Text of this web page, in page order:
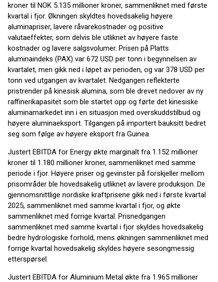
kroner til NOK 5.135 millioner kroner, sammenliknet med første
kvartal i fjor. Økningen skyldtes hovedsakelig høyere
aluminapriser, lavere råvarekostnader og positive
valutaeffekter, som delvis ble utliknet av høyere faste
kostnader og lavere salgsvolumer. Prisen på Platts
aluminaindeks (PAX) var 672 USD per tonn i begynnelsen av
kvartalet, men gikk ned i løpet av perioden, og var 378 USD per
tonn ved utgangen av kvartalet. Nedgangen reflekterte
pristrender på kinesisk alumina, som ble drevet nedover av ny
raffinerikapasitet som ble startet opp og førte det kinesiske
aluminamarkedet inn i en situasjon med overskuddstilbud og
høyere aluminaeksport. Tilgangen på importert bauksitt bedret
seg som følge av høyere eksport fra Guinea.
Justert EBITDA for Energy økte marginalt fra 1.152 millioner
kroner til 1.180 millioner kroner, sammenliknet med samme
periode i fjor. Høyere priser og gevinster på forskjeller mellom
prisområder ble hovedsakelig utliknet av lavere produksjon. De
gjennomsnittlige nordiske kraftprisene gikk ned i første kvartal
2025, sammenliknet med samme kvartal i fjor, og økte
sammenliknet med forrige kvartal. Prisnedgangen
sammenliknet med samme kvartal i fjor skyldes hovedsakelig
bedre hydrologiske forhold, mens økningen sammenliknet med
forrige kvartal hovedsakelig skyldes høyere sesongmessig
etterspørsel.
Justert EBITDA for Aluminium Metal økte fra 1.965 millioner